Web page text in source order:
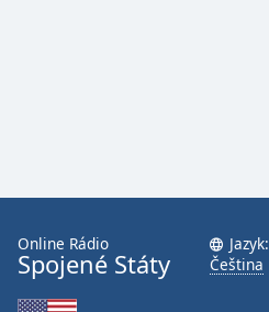
Online Rádio
Spojené Státy
Jazyk:
Čeština